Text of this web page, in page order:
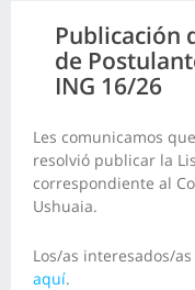
Publicación
de
ING 16/26
Les comunicamos
resolvió publicar la
correspondiente al
Ushuaia.
Los/as interesados/
aquí.